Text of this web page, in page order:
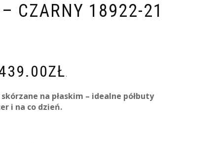
CZARNY 18922-21
ZŁ.
na płaskim – idealne półbuty
i na co dzień.